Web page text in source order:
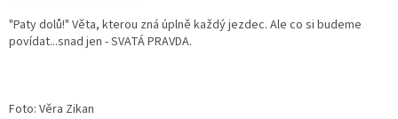
"Paty dolů!" Věta, kterou zná úplně každý jezdec. Ale co si budeme
povídat...snad jen - SVATÁ PRAVDA.
Foto: Věra Zikan